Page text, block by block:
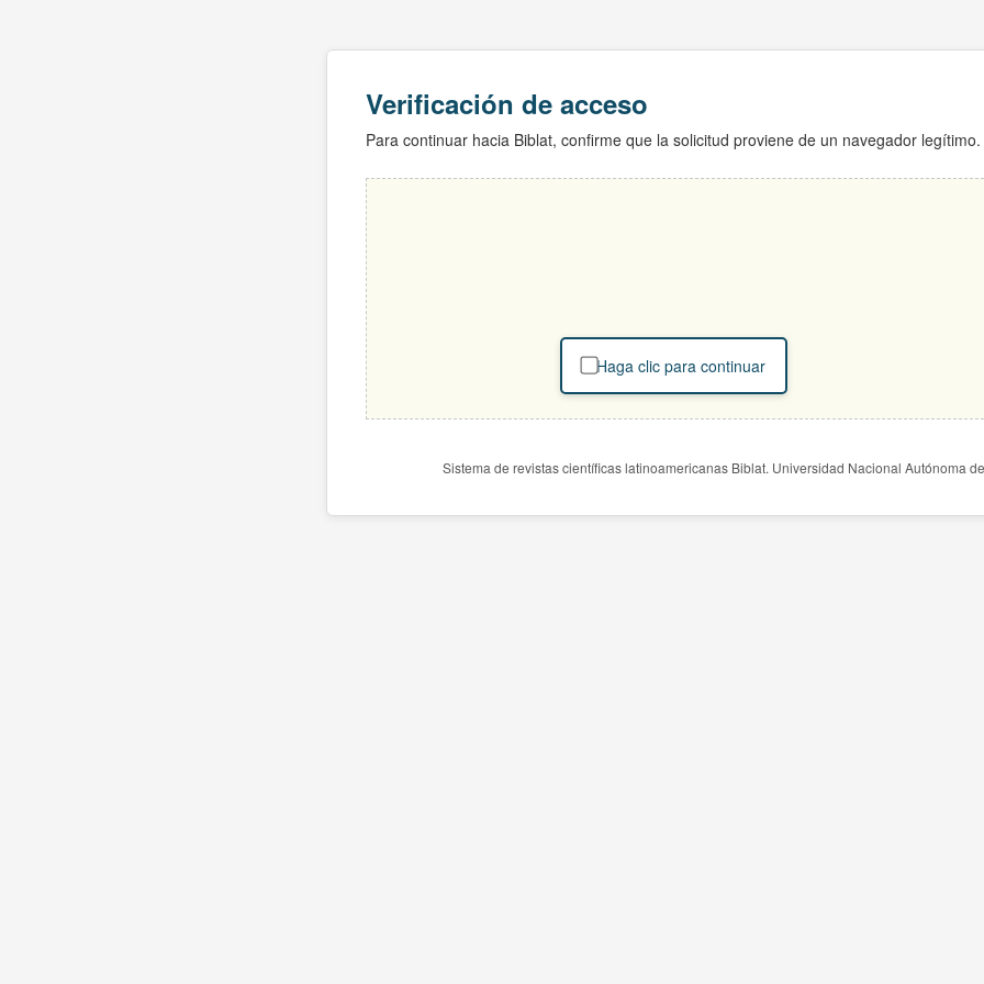
Verificación de acceso
Para continuar hacia Biblat, confirme que la solicitud proviene de un navegador legítimo.
Haga clic para continuar
Sistema de revistas científicas latinoamericanas Biblat. Universidad Nacional Autónoma